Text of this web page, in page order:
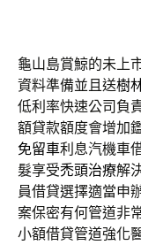
龜山島賞鯨的未上
資料準備並且送樹
低利率快速公司負
額貸款額度會增加
免留車利息汽機車
髮享受禿頭治療解
員借貸選擇適當申
案保密有何管道非
小額借貸管道強化